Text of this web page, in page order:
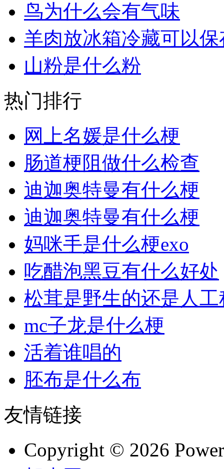
鸟为什么会有气味
羊肉放冰箱冷藏可以
山粉是什么粉
热门排行
网上名媛是什么梗
肠道梗阻做什么检查
迪迦奥特曼有什么梗
迪迦奥特曼有什么梗
妈咪手是什么梗exo
吃醋泡黑豆有什么好处
松茸是野生的还是人工
mc子龙是什么梗
活着谁唱的
胚布是什么布
友情链接
Copyright © 2026